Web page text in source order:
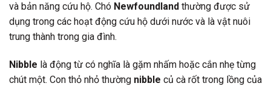
và bản năng cứu hộ. Chó Newfoundland thường được sử
dụng trong các hoạt động cứu hộ dưới nước và là vật nuôi
trung thành trong gia đình.
Nibble là động từ có nghĩa là gặm nhấm hoặc cắn nhẹ từng
chút một. Con thỏ nhỏ thường nibble củ cà rốt trong lồng của